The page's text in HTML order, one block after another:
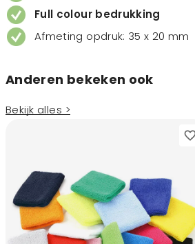
Full colour bedrukking
Afmeting opdruk: 35 x 20 mm
Anderen bekeken ook
Bekijk alles >